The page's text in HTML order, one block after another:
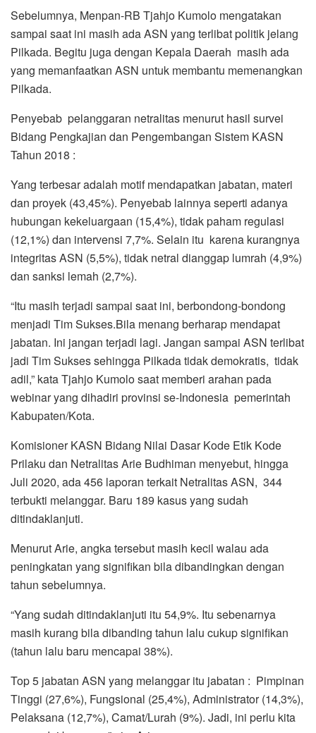
Sebelumnya, Menpan-RB Tjahjo Kumolo mengatakan
sampai saat ini masih ada ASN yang terlibat politik jelang
Pilkada. Begitu juga dengan Kepala Daerah masih ada
yang memanfaatkan ASN untuk membantu memenangkan
Pilkada.
Penyebab pelanggaran netralitas menurut hasil survei
Bidang Pengkajian dan Pengembangan Sistem KASN
Tahun 2018 :
Yang terbesar adalah motif mendapatkan jabatan, materi
dan proyek (43,45%). Penyebab lainnya seperti adanya
hubungan kekeluargaan (15,4%), tidak paham regulasi
(12,1%) dan intervensi 7,7%. Selain itu karena kurangnya
integritas ASN (5,5%), tidak netral dianggap lumrah (4,9%)
dan sanksi lemah (2,7%).
“Itu masih terjadi sampai saat ini, berbondong-bondong
menjadi Tim Sukses.Bila menang berharap mendapat
jabatan. Ini jangan terjadi lagi. Jangan sampai ASN terlibat
jadi Tim Sukses sehingga Pilkada tidak demokratis, tidak
adil,” kata Tjahjo Kumolo saat memberi arahan pada
webinar yang dihadiri provinsi se-Indonesia pemerintah
Kabupaten/Kota.
Komisioner KASN Bidang Nilai Dasar Kode Etik Kode
Prilaku dan Netralitas Arie Budhiman menyebut, hingga
Juli 2020, ada 456 laporan terkait Netralitas ASN, 344
terbukti melanggar. Baru 189 kasus yang sudah
ditindaklanjuti.
Menurut Arie, angka tersebut masih kecil walau ada
peningkatan yang signifikan bila dibandingkan dengan
tahun sebelumnya.
“Yang sudah ditindaklanjuti itu 54,9%. Itu sebenarnya
masih kurang bila dibanding tahun lalu cukup signifikan
(tahun lalu baru mencapai 38%).
Top 5 jabatan ASN yang melanggar itu jabatan : Pimpinan
Tinggi (27,6%), Fungsional (25,4%), Administrator (14,3%),
Pelaksana (12,7%), Camat/Lurah (9%). Jadi, ini perlu kita